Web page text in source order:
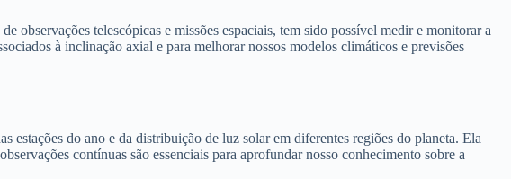
observações telescópicas e missões espaciais, tem sido possível medir e monitorar a
à inclinação axial e para melhorar nossos modelos climáticos e previsões
do ano e da distribuição de luz solar em diferentes regiões do planeta. Ela
contínuas são essenciais para aprofundar nosso conhecimento sobre a